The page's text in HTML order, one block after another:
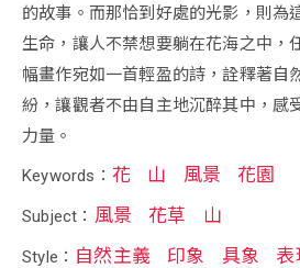
的故事。而那恰到好處的光影，則為
生命，讓人不禁想要躺在花海之中，
幅畫作宛如一首輕盈的詩，詮釋著自
紛，讓觀者不由自主地沉醉其中，感
力量。
Keywords： 花 山 風景 花園
Subject： 風景 花草 山
Style： 自然主義 印象 具象 表